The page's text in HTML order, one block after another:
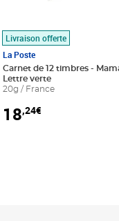
au panier
Livraison offerte
La Poste
Carnet de 12 timbres -
Lettre verte
20g / France
18,24€